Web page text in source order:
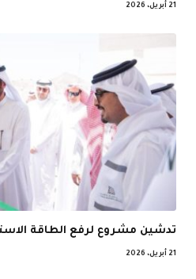
21 أبريل، 2026
تدشين مشروع لرفع الطاقة
21 أبريل، 2026